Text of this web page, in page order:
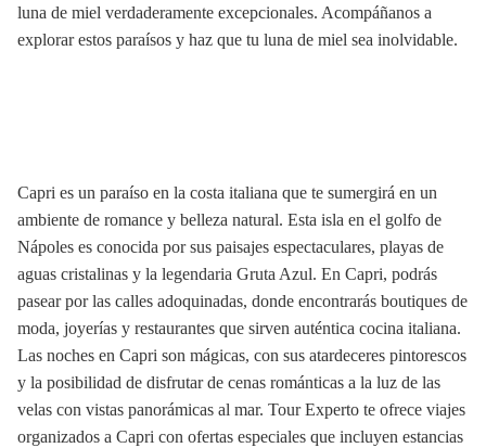
luna de miel verdaderamente excepcionales. Acompáñanos a
explorar estos paraísos y haz que tu luna de miel sea inolvidable.
Capri es un paraíso en la costa italiana que te sumergirá en un
ambiente de romance y belleza natural. Esta isla en el golfo de
Nápoles es conocida por sus paisajes espectaculares, playas de
aguas cristalinas y la legendaria Gruta Azul. En Capri, podrás
pasear por las calles adoquinadas, donde encontrarás boutiques de
moda, joyerías y restaurantes que sirven auténtica cocina italiana.
Las noches en Capri son mágicas, con sus atardeceres pintorescos
y la posibilidad de disfrutar de cenas románticas a la luz de las
velas con vistas panorámicas al mar. Tour Experto te ofrece viajes
organizados a Capri con ofertas especiales que incluyen estancias